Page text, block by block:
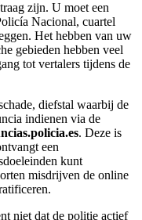
zijn. U moet een
Nacional, cuartel
Het hebben van uw
gebieden hebben veel
tot vertalers tijdens de
diefstal waarbij de
indienen via de
. Deze is
een
kunt
misdrijven de online
niet dat de politie actief